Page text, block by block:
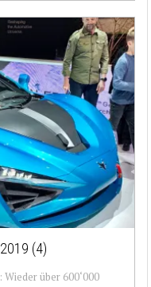
2019 (4)
über 600‘000